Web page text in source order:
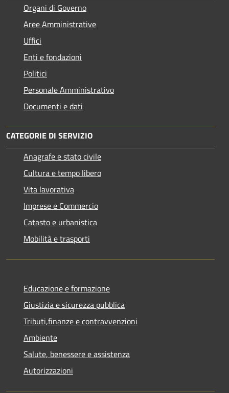
Organi di Governo
Aree Amministrative
Uffici
Enti e fondazioni
Politici
Personale Amministrativo
Documenti e dati
CATEGORIE DI SERVIZIO
Anagrafe e stato civile
Cultura e tempo libero
Vita lavorativa
Imprese e Commercio
Catasto e urbanistica
Mobilità e trasporti
Educazione e formazione
Giustizia e sicurezza pubblica
Tributi,finanze e contravvenzioni
Ambiente
Salute, benessere e assistenza
Autorizzazioni